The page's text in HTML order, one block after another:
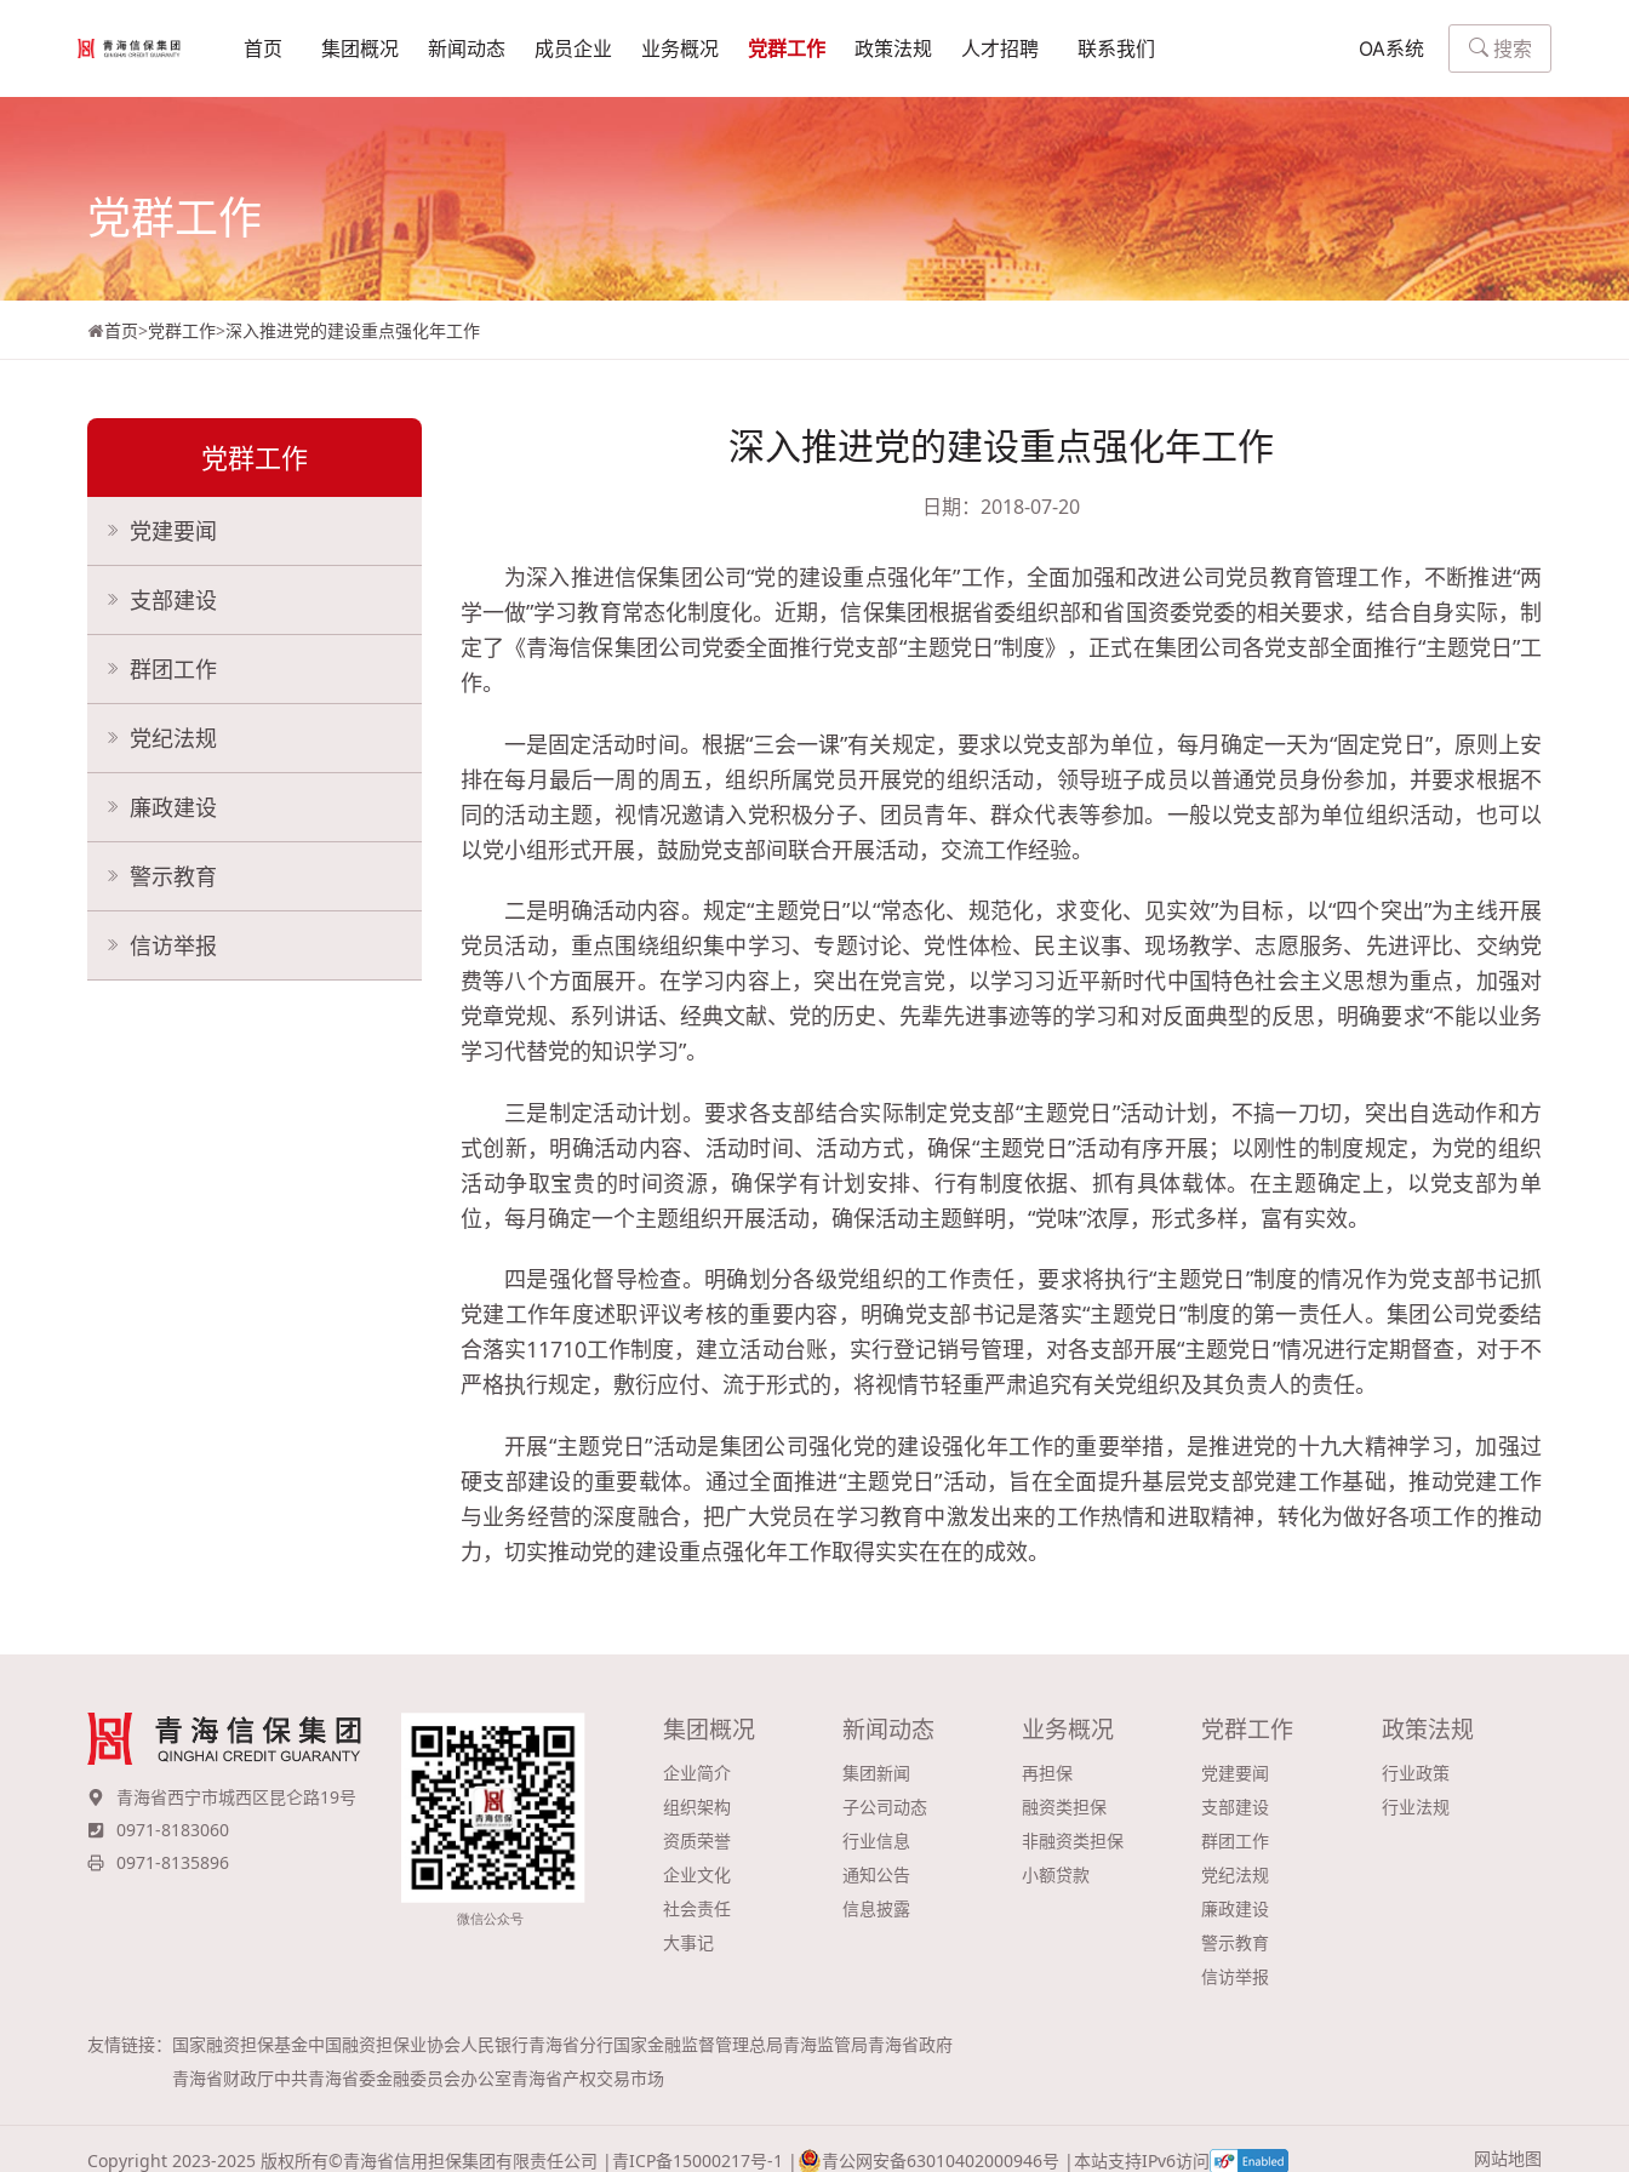
首页 集团概况 新闻动态 成员企业 业务概况 党群工作 政策法规 人才招聘 联系我们 OA系统 搜索
党群工作
首页>党群工作>深入推进党的建设重点强化年工作
党群工作
党建要闻
支部建设
群团工作
党纪法规
廉政建设
警示教育
信访举报
深入推进党的建设重点强化年工作
日期：2018-07-20
为深入推进信保集团公司“党的建设重点强化年”工作，全面加强和改进公司党员教育管理工作，不断推进“两
学一做”学习教育常态化制度化。近期，信保集团根据省委组织部和省国资委党委的相关要求，结合自身实际，制
定了《青海信保集团公司党委全面推行党支部“主题党日”制度》，正式在集团公司各党支部全面推行“主题党日”工
作。
一是固定活动时间。根据“三会一课”有关规定，要求以党支部为单位，每月确定一天为“固定党日”，原则上安
排在每月最后一周的周五，组织所属党员开展党的组织活动，领导班子成员以普通党员身份参加，并要求根据不
同的活动主题，视情况邀请入党积极分子、团员青年、群众代表等参加。一般以党支部为单位组织活动，也可以
以党小组形式开展，鼓励党支部间联合开展活动，交流工作经验。
二是明确活动内容。规定“主题党日”以“常态化、规范化，求变化、见实效”为目标，以“四个突出”为主线开展
党员活动，重点围绕组织集中学习、专题讨论、党性体检、民主议事、现场教学、志愿服务、先进评比、交纳党
费等八个方面展开。在学习内容上，突出在党言党，以学习习近平新时代中国特色社会主义思想为重点，加强对
党章党规、系列讲话、经典文献、党的历史、先辈先进事迹等的学习和对反面典型的反思，明确要求“不能以业务
学习代替党的知识学习”。
三是制定活动计划。要求各支部结合实际制定党支部“主题党日”活动计划，不搞一刀切，突出自选动作和方
式创新，明确活动内容、活动时间、活动方式，确保“主题党日”活动有序开展；以刚性的制度规定，为党的组织
活动争取宝贵的时间资源，确保学有计划安排、行有制度依据、抓有具体载体。在主题确定上，以党支部为单
位，每月确定一个主题组织开展活动，确保活动主题鲜明，“党味”浓厚，形式多样，富有实效。
四是强化督导检查。明确划分各级党组织的工作责任，要求将执行“主题党日”制度的情况作为党支部书记抓
党建工作年度述职评议考核的重要内容，明确党支部书记是落实“主题党日”制度的第一责任人。集团公司党委结
合落实11710工作制度，建立活动台账，实行登记销号管理，对各支部开展“主题党日”情况进行定期督查，对于不
严格执行规定，敷衍应付、流于形式的，将视情节轻重严肃追究有关党组织及其负责人的责任。
开展“主题党日”活动是集团公司强化党的建设强化年工作的重要举措，是推进党的十九大精神学习，加强过
硬支部建设的重要载体。通过全面推进“主题党日”活动，旨在全面提升基层党支部党建工作基础，推动党建工作
与业务经营的深度融合，把广大党员在学习教育中激发出来的工作热情和进取精神，转化为做好各项工作的推动
力，切实推动党的建设重点强化年工作取得实实在在的成效。
青海省西宁市城西区昆仑路19号
0971-8183060
0971-8135896
集团概况
企业简介
组织架构
资质荣誉
企业文化
社会责任
大事记
新闻动态
集团新闻
子公司动态
行业信息
通知公告
信息披露
业务概况
再担保
融资类担保
非融资类担保
小额贷款
党群工作
党建要闻
支部建设
群团工作
党纪法规
廉政建设
警示教育
信访举报
政策法规
行业政策
行业法规
友情链接： 国家融资担保基金中国融资担保业协会人民银行青海省分行国家金融监督管理总局青海监管局青海省政府
青海省财政厅中共青海省委金融委员会办公室青海省产权交易市场
Copyright 2023-2025 版权所有©青海省信用担保集团有限责任公司 | 青ICP备15000217号-1 | 青公网安备63010402000946号 |本站支持IPv6访问 网站地图